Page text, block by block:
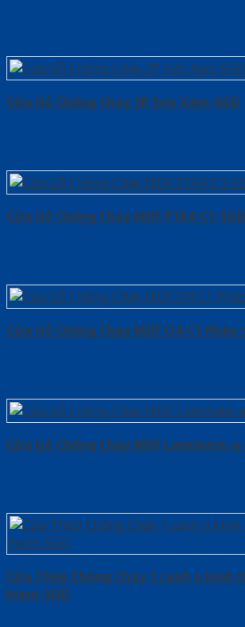
Cửa Gỗ Chống Cháy 2P Sơn Xám-SGD
Cửa Gỗ Chống Cháy MDF P1R4-C1-SGD
Cửa Gỗ Chống Cháy MDF O4-C1 Phào
Cửa Gỗ Chống Cháy MDF Laminate-a-
Cửa Thép Chống Cháy 1 canh o kinh
hiem-SGD